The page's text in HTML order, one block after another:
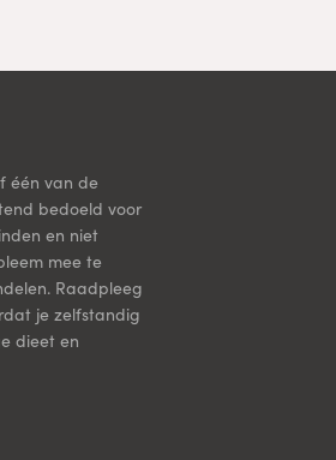
één van de
bedoeld voor
en niet
mee te
Raadpleeg
je zelfstandig
dieet en